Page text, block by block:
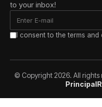
to your inbox!
I consent to the terms
© Copyright 2026. All
Principal